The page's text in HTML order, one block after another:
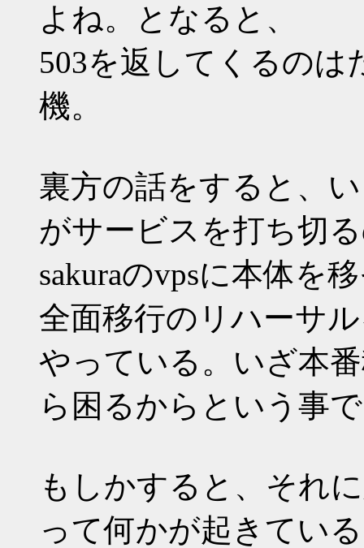
よね。となると、
503を返してくるの
機。
裏方の話をすると、
がサービスを打ち切
sakuraのvpsに本体を
全面移行のリハーサ
やっている。いざ本
ら困るからという事
もしかすると、それ
って何かが起きてい